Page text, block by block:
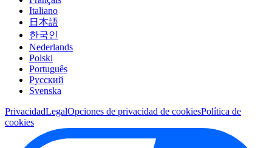
Italiano
日本語
한국인
Nederlands
Polski
Português
Pусский
Svenska
PrivacidadLegalOpciones de privacidad de cookiesPolítica de
cookies